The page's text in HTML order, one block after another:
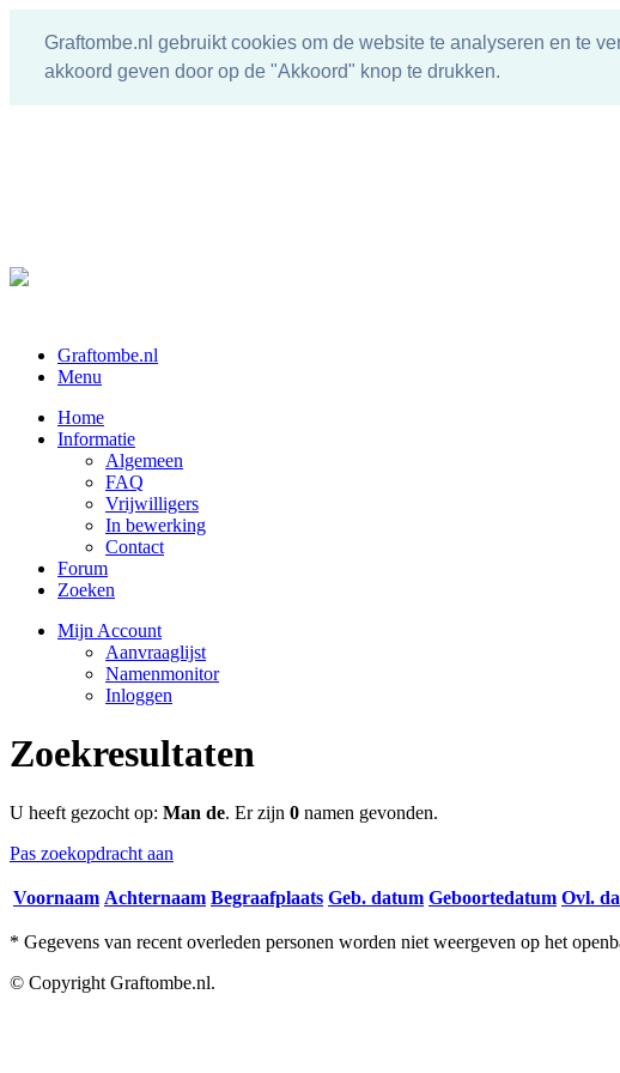
Graftombe.nl gebruikt cookies om de website te analyseren en te
akkoord geven door op de "Akkoord" knop te drukken.
Graftombe.nl
Menu
Home
Informatie
Algemeen
FAQ
Vrijwilligers
In bewerking
Contact
Forum
Zoeken
Mijn Account
Aanvraaglijst
Namenmonitor
Inloggen
Zoekresultaten
U heeft gezocht op: Man de. Er zijn 0 namen gevonden.
Pas zoekopdracht aan
Voornaam Achternaam Begraafplaats Geb. datum Geboortedatum Ovl.
* Gegevens van recent overleden personen worden niet weergeven op het
© Copyright Graftombe.nl.